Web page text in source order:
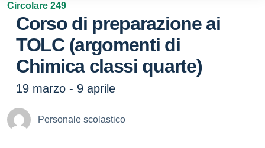
Circolare 249
Corso di preparazione ai
TOLC (argomenti di
Chimica classi quarte)
19 marzo - 9 aprile
Personale scolastico